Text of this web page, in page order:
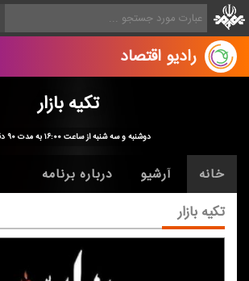
رادیو اقتصاد
تكیه بازار
دوشنبه و سه شنبه از ساعت ۱۶:۰۰ به مدت ۹۰ دقیقه
خانه آرشیو درباره برنامه
تكیه بازار